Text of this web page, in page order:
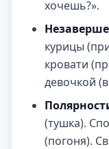
хочешь?».
курицы
кровати
девочкой
(тушка).
(погоня).